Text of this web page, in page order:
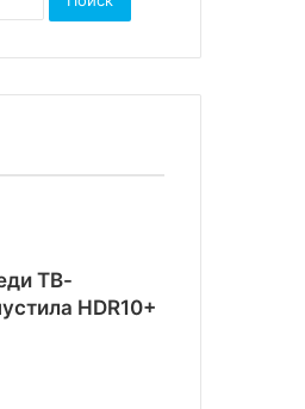
ТВ-
HDR10+